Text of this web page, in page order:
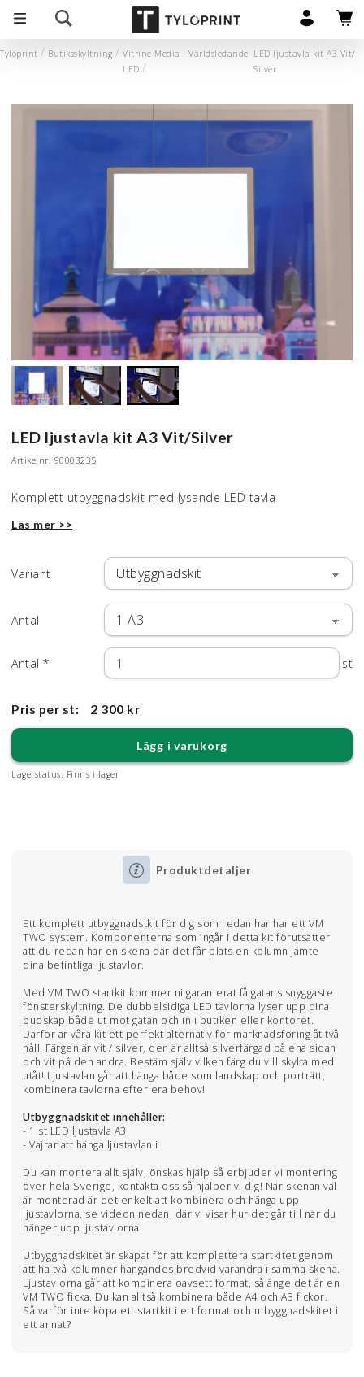
Tylöprint Butiksskyltning
Vitrine Media - Världsledande
LED
LED ljustavla kit A3 Vit/
Silver
LED ljustavla kit A3 Vit/Silver
Artikelnr. 90003235
Komplett utbyggnadskit med lysande LED tavla
Läs mer >>
Variant
Antal
Antal * st
Pris per st: 2 300 kr
Lägg i varukorg
Lagerstatus: Finns i lager
Produktdetaljer
Ett komplett utbyggnadstkit för dig som redan har har ett VM
TWO system. Komponenterna som ingår i detta kit förutsätter
att du redan har en skena där det får plats en kolumn jämte
dina befintliga ljustavlor.
Med VM TWO startkit kommer ni garanterat få gatans snyggaste
fönsterskyltning. De dubbelsidiga LED tavlorna lyser upp dina
budskap både ut mot gatan och in i butiken eller kontoret.
Därför är våra kit ett perfekt alternativ för marknadsföring åt två
håll. Färgen är vit / silver, den är alltså silverfärgad på ena sidan
och vit på den andra. Bestäm själv vilken färg du vill skylta med
utåt! Ljustavlan går att hänga både som landskap och porträtt,
kombinera tavlorna efter era behov!
Utbyggnadskitet innehåller:
- 1 st LED ljustavla A3
- Vajrar att hänga ljustavlan i
Du kan montera allt själv, önskas hjälp så erbjuder vi montering
över hela Sverige, kontakta oss så hjälper vi dig! När skenan väl
är monterad är det enkelt att kombinera och hänga upp
ljustavlorna, se videon nedan, där vi visar hur det går till när du
hänger upp ljustavlorna.
Utbyggnadskitet är skapat för att komplettera startkitet genom
att ha två kolumner hängandes bredvid varandra i samma skena.
Ljustavlorna går att kombinera oavsett format, sålänge det är en
VM TWO ficka. Du kan alltså kombinera både A4 och A3 fickor.
Så varför inte köpa ett startkit i ett format och utbyggnadskitet i
ett annat?